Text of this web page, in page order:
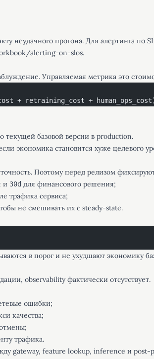
неудачного прогона. Для алертинга по
alerting-on-slos.
Управляемая метрика это
+ retraining_cost +
текущей базовой версии в production.
экономика становится хуже целевого
Поэтому перед релизом
и 30d для финансового решения;
трафика сервиса;
не смешивать их с steady-state.
в порог и не ухудшают экономику
observability фактически отсутствует.
ошибки;
качества;
трафика.
gateway, feature lookup, inference и post-